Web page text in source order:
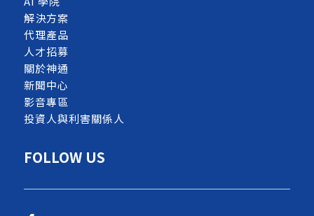
解決方案
代理產品
人才招募
關於神通
新聞中心
影音專區
投資人與利害關係人
FOLLOW US